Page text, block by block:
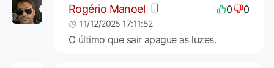
Rogério Manoel 0 0
11/12/2025 17:11:52
O último que sair apague as luzes.